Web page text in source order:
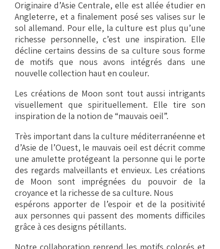
Originaire d’Asie Centrale, elle est allée étudier en
Angleterre, et a finalement posé ses valises sur le
sol allemand. Pour elle, la culture est plus qu’une
richesse personnelle, c’est une inspiration. Elle
décline certains dessins de sa culture sous forme
de motifs que nous avons intégrés dans une
nouvelle collection haut en couleur.
Les créations de Moon sont tout aussi intrigants
visuellement que spirituellement. Elle tire son
inspiration de la notion de “mauvais oeil”.
Très important dans la culture méditerranéenne et
d’Asie de l’Ouest, le mauvais oeil est décrit comme
une amulette protégeant la personne qui le porte
des regards malveillants et envieux. Les créations
de Moon sont imprégnées du pouvoir de la
croyance et la richesse de sa culture. Nous
espérons apporter de l’espoir et de la positivité
aux personnes qui passent des moments difficiles
grâce à ces designs pétillants.
Notre collaboration reprend les motifs colorés et